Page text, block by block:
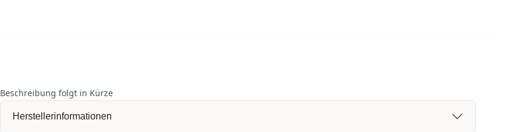
Beschreibung folgt in Kürze
Herstellerinformationen